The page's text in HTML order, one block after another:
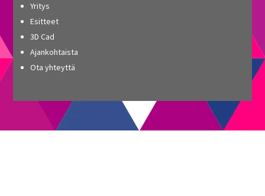
Yritys
Esitteet
3D Cad
Ajankohtaista
Ota yhteyttä